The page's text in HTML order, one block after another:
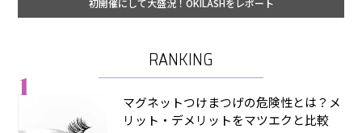
RANKING
1
マグネットつけまつげの危険性とは？メ
リット・デメリットをマツエクと比較